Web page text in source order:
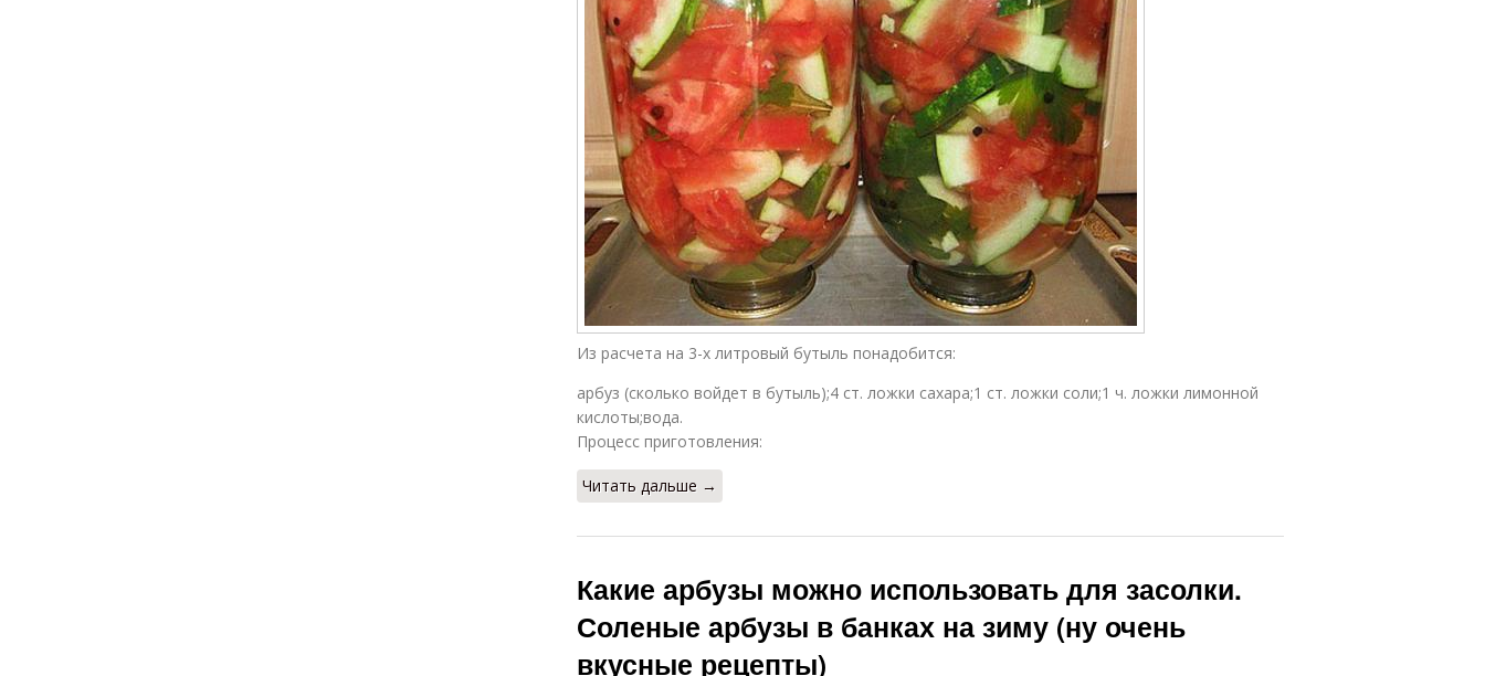
Из расчета на 3-х литровый бутыль понадобится:
арбуз (сколько войдет в бутыль);4 ст. ложки сахара;1 ст. ложки соли;1 ч. ложки лимонной
кислоты;вода.
Процесс приготовления:
Читать дальше →
Какие арбузы можно использовать для засолки.
Соленые арбузы в банках на зиму (ну очень
вкусные рецепты)